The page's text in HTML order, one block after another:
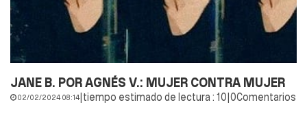
JANE B. POR AGNÉS V.: MUJER CONTRA MUJER
02/02/2024 08:14|tiempo estimado de lectura : 10|0Comentarios